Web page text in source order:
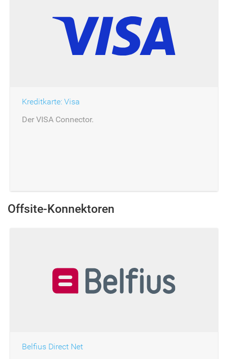
Kreditkarte: Visa
Der VISA Connector.
Offsite-Konnektoren
Belfius Direct Net